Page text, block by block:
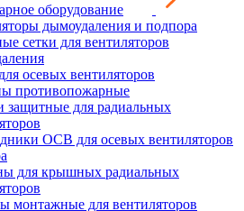
оборудование
дымоудаления и подпора
сетки для вентиляторов
осевых вентиляторов
противопожарные
защитные для радиальных
ОСВ для осевых вентиляторов
для крышных радиальных
монтажные для вентиляторов